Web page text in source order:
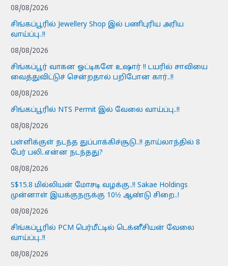
08/08/2026
சிங்கப்பூரில் Jewellery Shop இல் பணிபுரிய அரிய
வாய்ப்பு..!!
08/08/2026
சிங்கப்பூர் வாகன ஓட்டிகளே உஷார் !! டயரில் சாவியை
வைத்துவிட்டுச் சென்றதால் பறிபோன கார்..!!
08/08/2026
சிங்கப்பூரில் NTS Permit இல் வேலை வாய்ப்பு..!!
08/08/2026
பள்ளிக்குள் நடந்த துப்பாக்கிச்சூடு..!! தாய்லாந்தில் 8
பேர் பலி..என்ன நடந்தது?
08/08/2026
S$15.8 மில்லியன் மோசடி வழக்கு..!! Sakae Holdings
முன்னாள் இயக்குநருக்கு 10½ ஆண்டு சிறை..!
08/08/2026
சிங்கப்பூரில் PCM பெர்மீட்டில் டெக்னீசியன் வேலை
வாய்ப்பு..!!
08/08/2026